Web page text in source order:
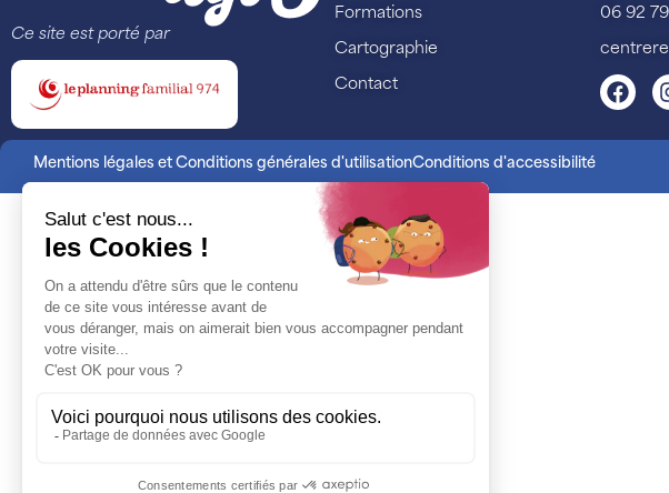
Ce site est porté par
Formations
Cartographie
Contact
06 92
Mentions légales et Conditions générales d'utilisationConditions d'accessibilité